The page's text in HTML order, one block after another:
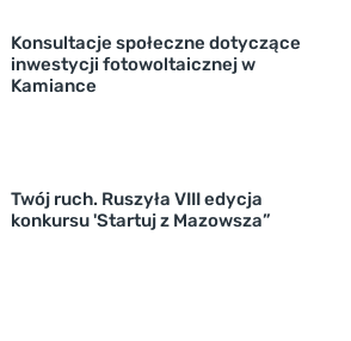
Konsultacje społeczne dotyczące
inwestycji fotowoltaicznej w
Kamiance
Twój ruch. Ruszyła VIII edycja
konkursu 'Startuj z Mazowsza”